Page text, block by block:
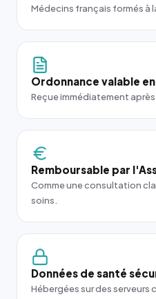
Médecins français formés à
Ordonnance valable
Reçue immédiatement
Remboursable par
Comme une consultation
soins.
Données de santé
Hébergées sur des serveurs